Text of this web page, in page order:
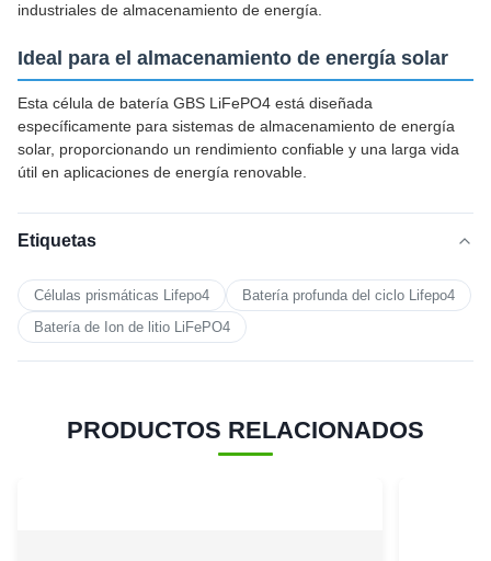
industriales de almacenamiento de energía.
Ideal para el almacenamiento de energía solar
Esta célula de batería GBS LiFePO4 está diseñada
específicamente para sistemas de almacenamiento de energía
solar, proporcionando un rendimiento confiable y una larga vida
útil en aplicaciones de energía renovable.
Etiquetas
Células prismáticas Lifepo4
Batería profunda del ciclo Lifepo4
Batería de Ion de litio LiFePO4
PRODUCTOS RELACIONADOS